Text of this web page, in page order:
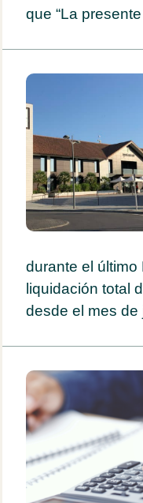
que “La
durante el
liquidación total
desde el mes de